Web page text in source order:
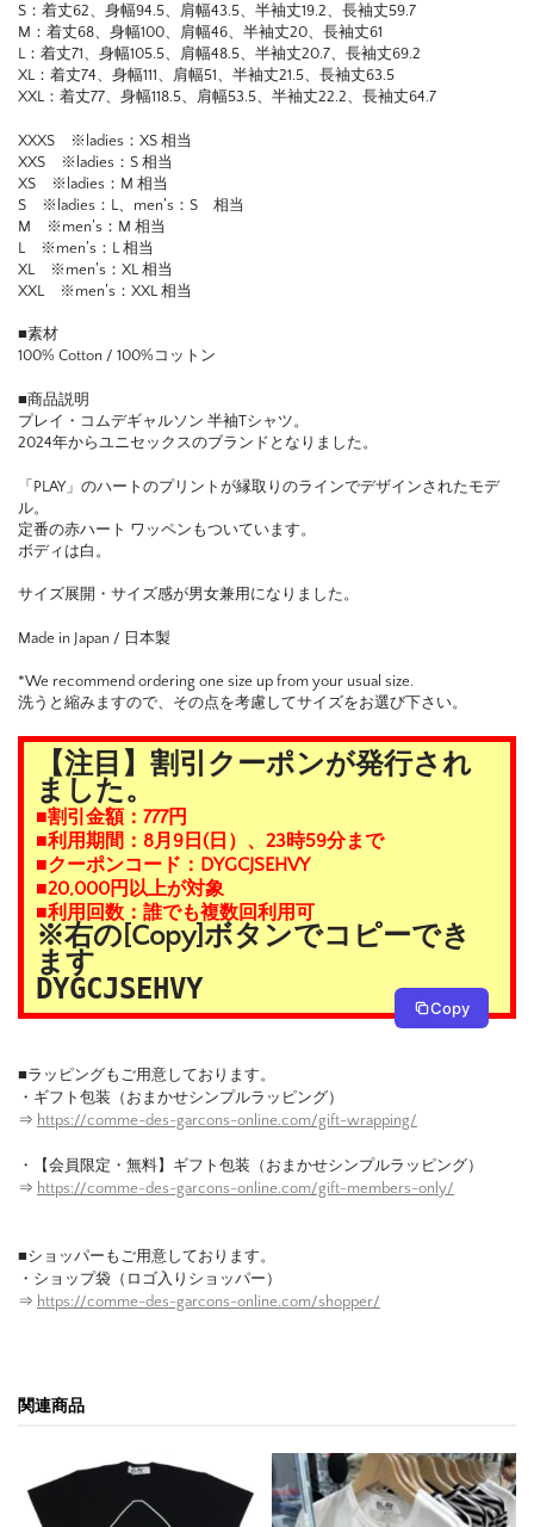
S：着丈62、身幅94.5、肩幅43.5、半袖丈19.2、長袖丈59.7
M：着丈68、身幅100、肩幅46、半袖丈20、長袖丈61
L：着丈71、身幅105.5、肩幅48.5、半袖丈20.7、長袖丈69.2
XL：着丈74、身幅111、肩幅51、半袖丈21.5、長袖丈63.5
XXL：着丈77、身幅118.5、肩幅53.5、半袖丈22.2、長袖丈64.7
XXXS ※ladies：XS 相当
XXS ※ladies：S 相当
XS ※ladies：M 相当
S ※ladies：L、men’s：S 相当
M ※men’s：M 相当
L ※men’s：L 相当
XL ※men’s：XL 相当
XXL ※men’s：XXL 相当
■素材
100% Cotton / 100%コットン
■商品説明
プレイ・コムデギャルソン 半袖Tシャツ。
2024年からユニセックスのブランドとなりました。
「PLAY」のハートのプリントが縁取りのラインでデザインされたモデ
ル。
定番の赤ハート ワッペンもついています。
ボディは白。
サイズ展開・サイズ感が男女兼用になりました。
Made in Japan / 日本製
*We recommend ordering one size up from your usual size.
洗うと縮みますので、その点を考慮してサイズをお選び下さい。
【注目】割引クーポンが発行され
ました。
■割引金額：777円
■利用期間：8月9日(日）、23時59分まで
■クーポンコード：DYGCJSEHVY
■20,000円以上が対象
■利用回数：誰でも複数回利用可
※右の[Copy]ボタンでコピーでき
ます
DYGCJSEHVY
Copy
■ラッピングもご用意しております。
・ギフト包装（おまかせシンプルラッピング）
⇒ https://comme-des-garcons-online.com/gift-wrapping/
・【会員限定・無料】ギフト包装（おまかせシンプルラッピング）
⇒ https://comme-des-garcons-online.com/gift-members-only/
■ショッパーもご用意しております。
・ショップ袋（ロゴ入りショッパー）
⇒ https://comme-des-garcons-online.com/shopper/
関連商品